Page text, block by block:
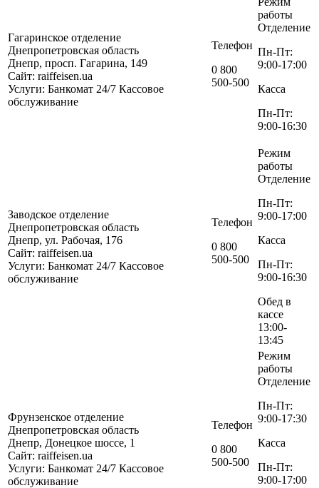
Гагаринское отделение
Днепропетровская область
Днепр, просп. Гагарина, 149
Сайт: raiffeisen.ua
Услуги: Банкомат 24/7 Кассовое
обслуживание
Телефон
0 800
500-500
работы
Отделение
Пн-Пт:
9:00-17:00
Касса
Пн-Пт:
9:00-16:30
Заводское отделение
Днепропетровская область
Днепр, ул. Рабочая, 176
Сайт: raiffeisen.ua
Услуги: Банкомат 24/7 Кассовое
обслуживание
Телефон
0 800
500-500
Режим
работы
Отделение
Пн-Пт:
9:00-17:00
Касса
Пн-Пт:
9:00-16:30
Обед в
кассе
13:00-
13:45
Фрунзенское отделение
Днепропетровская область
Днепр, Донецкое шоссе, 1
Сайт: raiffeisen.ua
Услуги: Банкомат 24/7 Кассовое
обслуживание
Телефон
0 800
500-500
Режим
работы
Отделение
Пн-Пт:
9:00-17:30
Касса
Пн-Пт:
9:00-17:00